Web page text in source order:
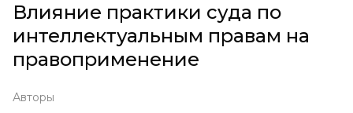
Влияние практики суда по
интеллектуальным правам на
правоприменение
Авторы